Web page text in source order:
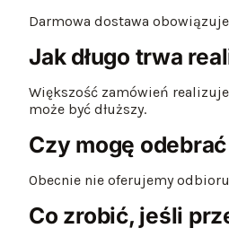
Darmowa dostawa
Jak długo trwa
Większość zamówień
może być dłuższy.
Czy mogę
Obecnie nie oferujemy
Co zrobić, jeśli